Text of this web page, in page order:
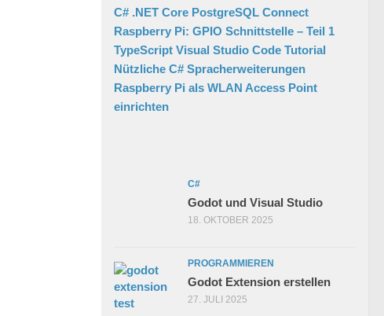
C# .NET Core PostgreSQL Connect
Raspberry Pi: GPIO Schnittstelle – Teil 1
TypeScript Visual Studio Code Tutorial
Nützliche C# Spracherweiterungen
Raspberry Pi als WLAN Access Point
einrichten
C#
Godot und Visual Studio
18. OKTOBER 2025
PROGRAMMIEREN
Godot Extension erstellen
27. JULI 2025